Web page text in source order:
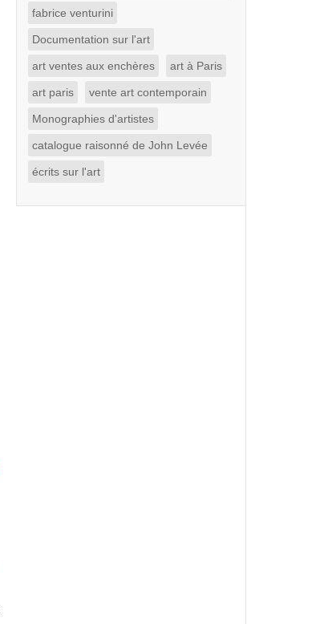
fabrice venturini
Documentation sur l'art
art ventes aux enchères art à Paris
art paris vente art contemporain
Monographies d'artistes
catalogue raisonné de John Levée
écrits sur l'art